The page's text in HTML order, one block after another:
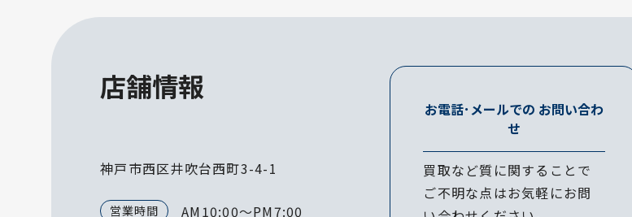
店舗情報
神戸市西区井吹台西町3-4-1
営業時間 AM10:00～PM7:00
お電話･メールでの お問い合わ
せ
買取など質に関することで
ご不明な点はお気軽にお問